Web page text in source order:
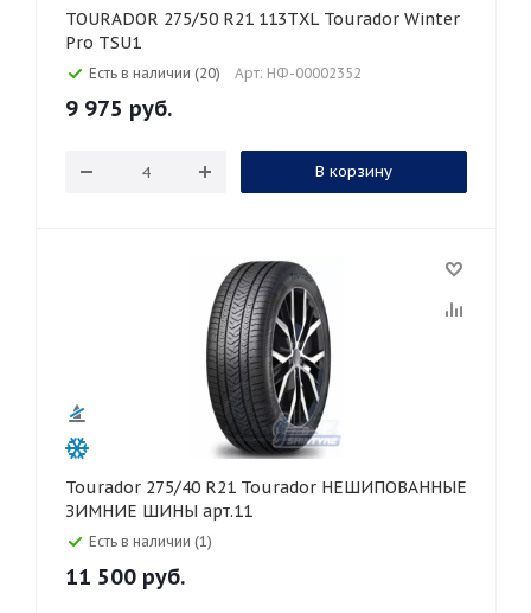
TOURADOR 275/50 R21 113TXL Tourador Winter
Pro TSU1
Есть в наличии (20) Арт: НФ-00002352
9 975 руб.
В корзину
Tourador 275/40 R21 Tourador НЕШИПОВАННЫЕ
ЗИМНИЕ ШИНЫ арт.11
Есть в наличии (1)
11 500 руб.